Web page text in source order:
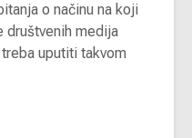
o načinu na koji
društvenih medija
uputiti takvom